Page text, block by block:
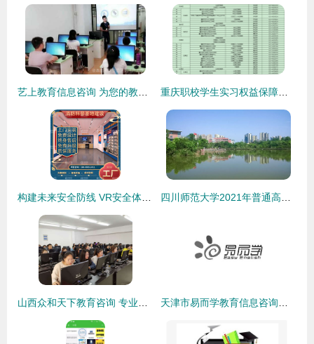
艺上教育信息咨询 为您的教育之路提供专业导航 重庆职校学生实习权益保障指南 遇到问题，请拨打这些电话
构建未来安全防线 VR安全体验馆为核心的消防宣传科普教育基地建设方案 四川师范大学2021年普通高等教育本科招生章程解读
山西众和天下教育咨询 专业化教育信息咨询服务的引领者 天津市易而学教育信息咨询有限责任公司 引领专业教育信息咨询新篇章